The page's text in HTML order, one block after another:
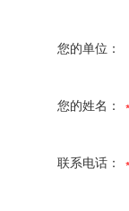
您的单位：
您的姓名：
联系电话：